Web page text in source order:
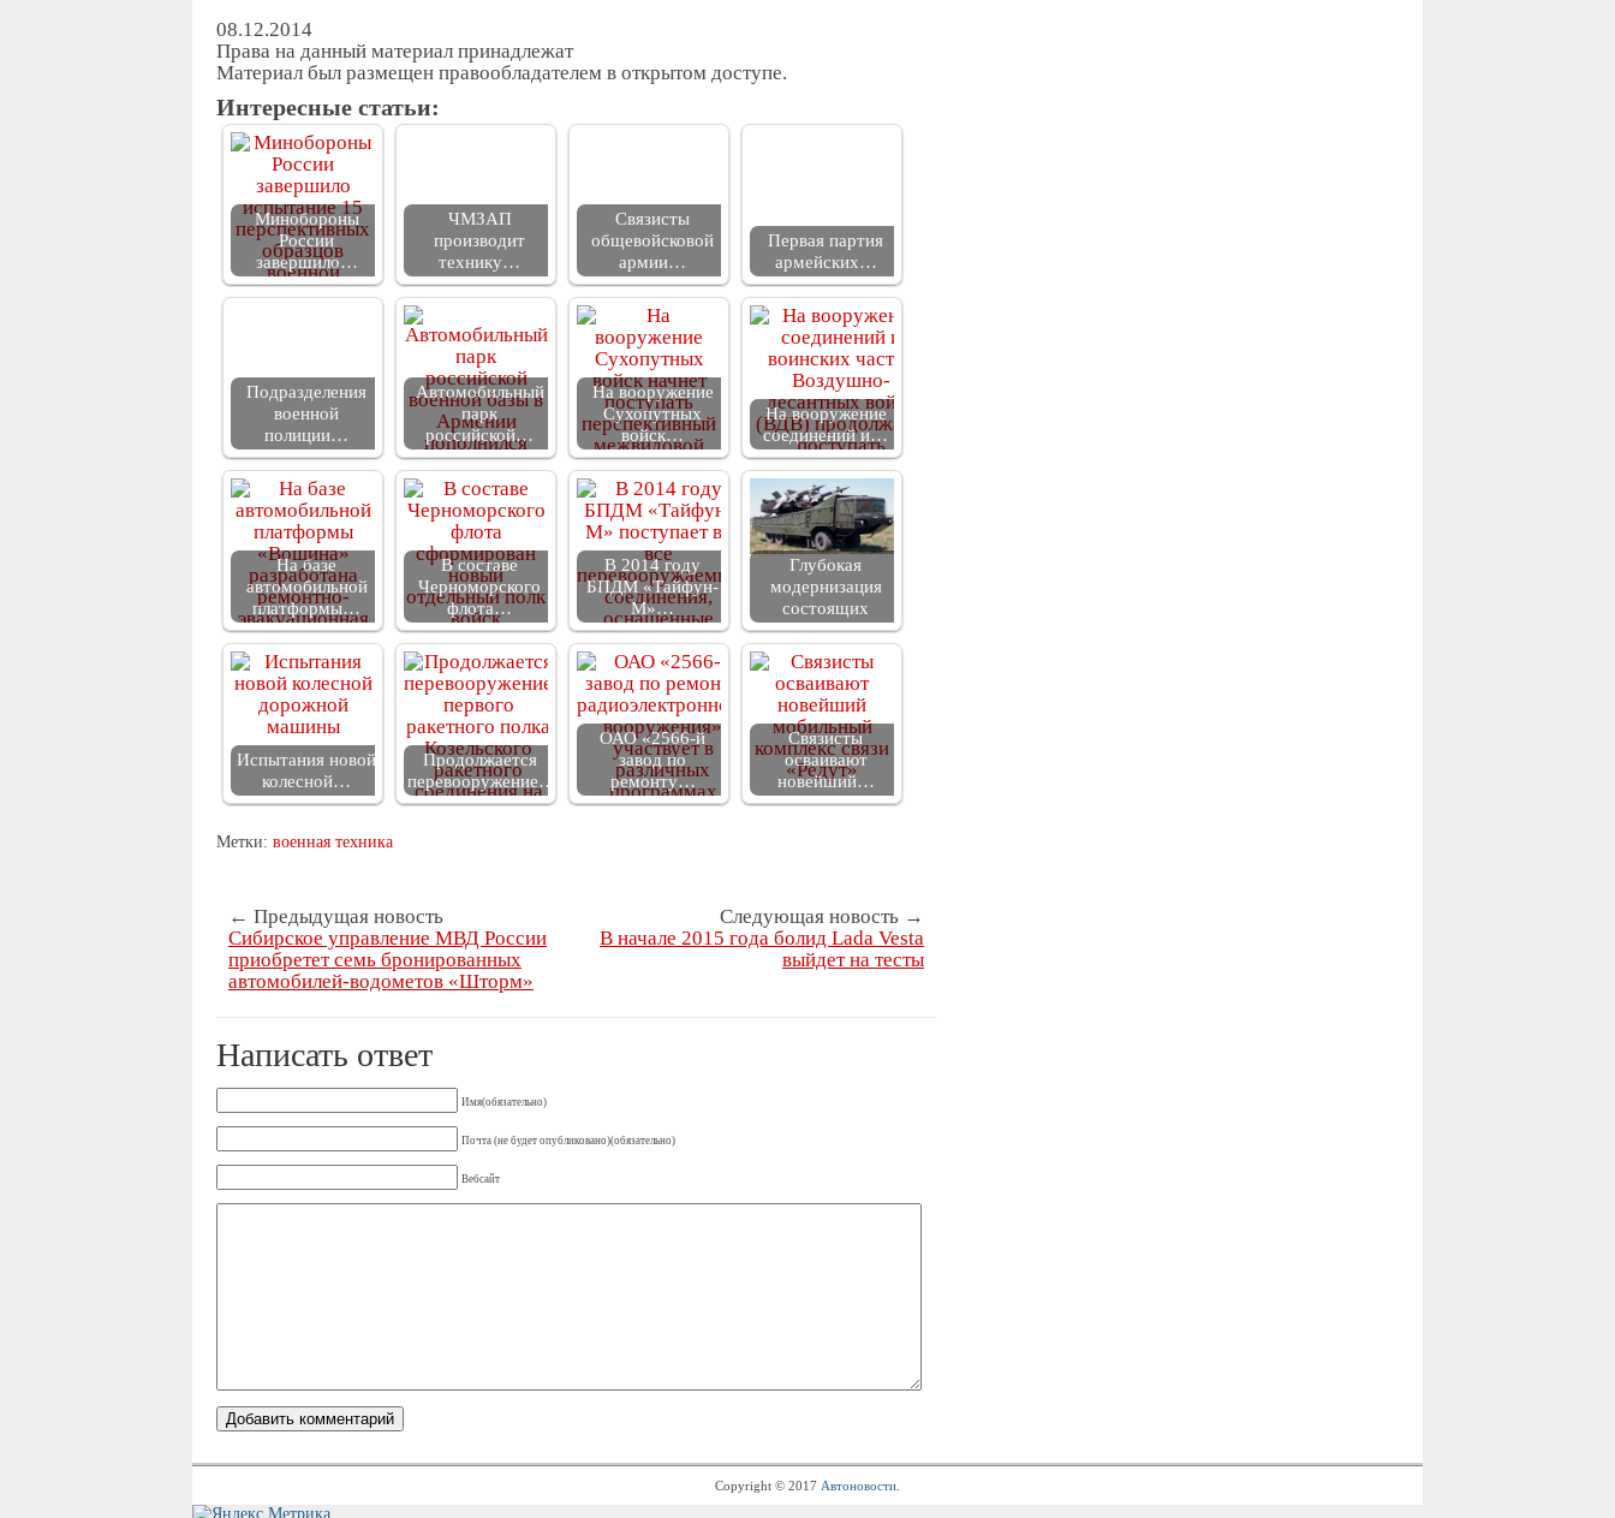
08.12.2014
Права на данный материал принадлежат
Материал был размещен правообладателем в открытом доступе.
Интересные статьи:
Минобороны
России
завершило…
ЧМЗАП
производит
технику…
Связисты
общевойсковой
армии…
Первая партия
армейских…
Подразделения
военной
полиции…
Автомобильный
парк
российской…
На вооружение
Сухопутных
войск…
На вооружение
соединений и…
На базе
автомобильной
платформы…
В составе
Черноморского
флота…
В 2014 году
БПДМ «Тайфун-
М»…
Глубокая
модернизация
состоящих
Испытания новой
колесной…
Продолжается
перевооружение…
ОАО «2566-й
завод по
ремонту…
Связисты
осваивают
новейший…
Метки: военная техника
← Предыдущая новость
Сибирское управление МВД России
приобретет семь бронированных
автомобилей-водометов «Шторм»
Следующая новость →
В начале 2015 года болид Lada Vesta
выйдет на тесты
Написать ответ
Имя(обязательно)
Почта (не будет опубликовано)(обязательно)
Вебсайт
Copyright © 2017 Автоновости